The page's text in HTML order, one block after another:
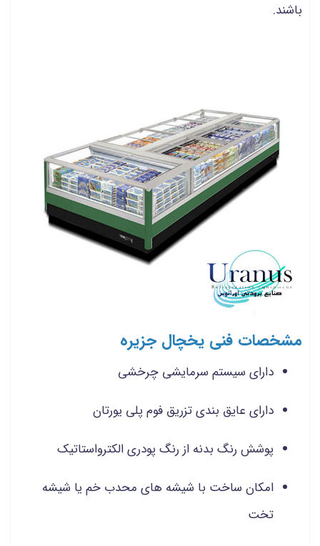
باشند.
مشخصات فنی یخچال جزیره
دارای سیستم سرمایشی چرخشی
دارای عایق بندی تزریق فوم پلی یورتان
پوشش رنگ بدنه از رنگ پودری الکترواستاتیک
امکان ساخت با شیشه های محدب خم یا شیشه
تخت